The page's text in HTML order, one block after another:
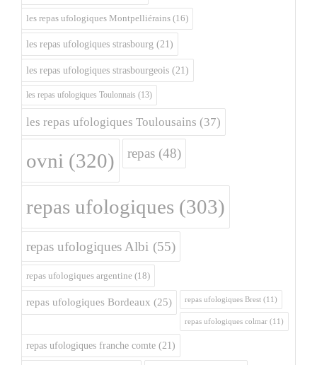
les repas ufologiques Montpelliérains (16)
les repas ufologiques strasbourg (21)
les repas ufologiques strasbourgeois (21)
les repas ufologiques Toulonnais (13)
les repas ufologiques Toulousains (37)
ovni (320) repas (48)
repas ufologiques (303)
repas ufologiques Albi (55)
repas ufologiques argentine (18)
repas ufologiques Bordeaux (25) repas ufologiques Brest (11)
repas ufologiques colmar (11)
repas ufologiques franche comte (21)